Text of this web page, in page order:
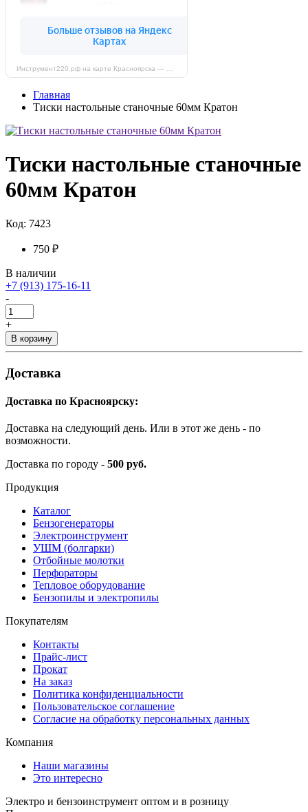
Главная
Тиски настольные станочные 60мм Кратон
Тиски настольные станочные
60мм Кратон
Код: 7423
750 ₽
В наличии
+7 (913) 175-16-11
-
+
В корзину
Доставка
Доставка по Красноярску:
Доставка на следующий день. Или в этот же день - по
возможности.
Доставка по городу - 500 руб.
Продукция
Каталог
Бензогенераторы
Электроинструмент
УШМ (болгарки)
Отбойные молотки
Перфораторы
Тепловое оборудование
Бензопилы и электропилы
Покупателям
Контакты
Прайс-лист
Прокат
На заказ
Политика конфиденциальности
Пользовательское соглашение
Согласие на обработку персональных данных
Компания
Наши магазины
Это интересно
Электро и бензоинструмент оптом и в розницу